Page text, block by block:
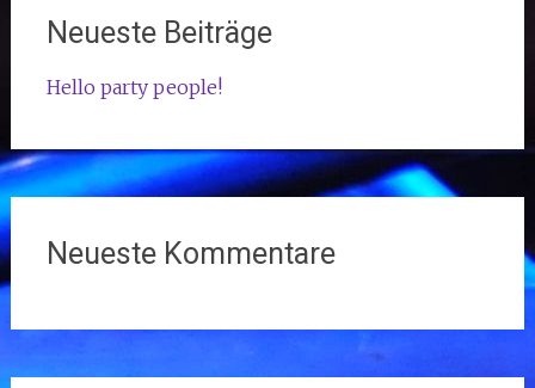
Neueste Beiträge
Hello party people!
Neueste Kommentare